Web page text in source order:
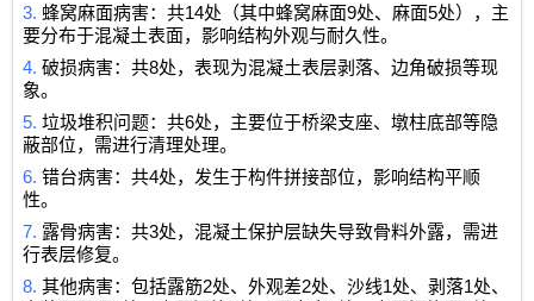
3. 蜂窝麻面病害：共14处（其中蜂窝麻面9处、麻面5处），主
要分布于混凝土表面，影响结构外观与耐久性。
4.破损病害：共8处，表现为混凝土表层剥落、边角破损等现
象。
5.垃圾堆积问题：共6处，主要位于桥梁支座、墩柱底部等隐
蔽部位，需进行清理处理。
6.错台病害：共4处，发生于构件拼接部位，影响结构平顺
性。
7. 露骨病害：共3处，混凝土保护层缺失导致骨料外露，需进
行表层修复。
8.其他病害：包括露筋2处、外观差2处、沙线1处、剥落1处、